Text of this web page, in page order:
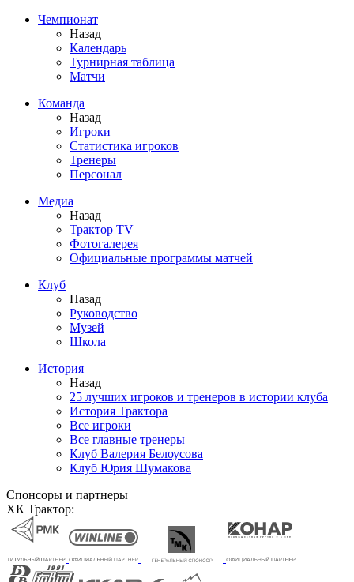
Чемпионат
Назад
Календарь
Турнирная таблица
Матчи
Команда
Назад
Игроки
Статистика игроков
Тренеры
Персонал
Медиа
Назад
Трактор TV
Фотогалерея
Официальные программы матчей
Клуб
Назад
Руководство
Музей
Школа
История
Назад
25 лучших игроков и тренеров в истории клуба
История Трактора
Все игроки
Все главные тренеры
Клуб Валерия Белоусова
Клуб Юрия Шумакова
Спонсоры и партнеры
ХК Трактор: